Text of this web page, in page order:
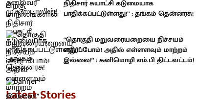
நிதிசார் சுயாட்சி கடுமையாக
பாதிக்கப்பட்டுள்ளது!” : தங்கம் தென்னரசு!
“தொகுதி மறுவரையறையை நிச்சயம்
எதிர்ப்போம்! அதில் எள்ளளவும் மாற்றம்
இல்லை!” : கனிமொழி எம்.பி திட்டவட்டம்!
Latest Stories